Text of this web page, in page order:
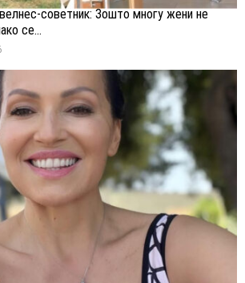
советник: Зошто многу жени не
се...